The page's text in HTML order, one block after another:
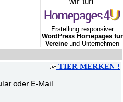
Erstellung responsiver
WordPress Homepages für
Vereine und Unternehmen
TIER MERKEN !
oder E-Mail